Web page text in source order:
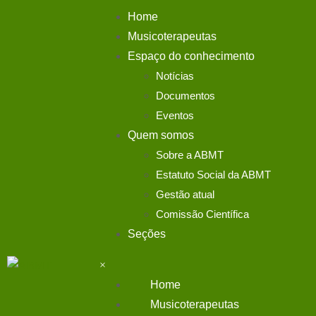
Home
Musicoterapeutas
Espaço do conhecimento
Notícias
Documentos
Eventos
Quem somos
Sobre a ABMT
Estatuto Social da ABMT
Gestão atual
Comissão Científica
Seções
×
Home
Musicoterapeutas
Eventos da ABMT
Nessa página você encontrará a lista de eventos futuros
Fundamentos da musicoterpia
Mt. Camilla Gonçalves